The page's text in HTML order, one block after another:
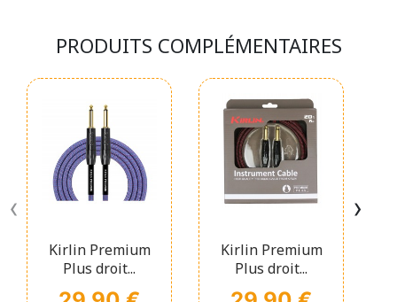
PRODUITS COMPLÉMENTAIRES
Kirlin Premium
Plus droit...
Prix
Kirlin Premium
Plus droit...
Prix
‹ ›